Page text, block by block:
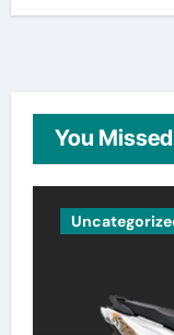
You Missed